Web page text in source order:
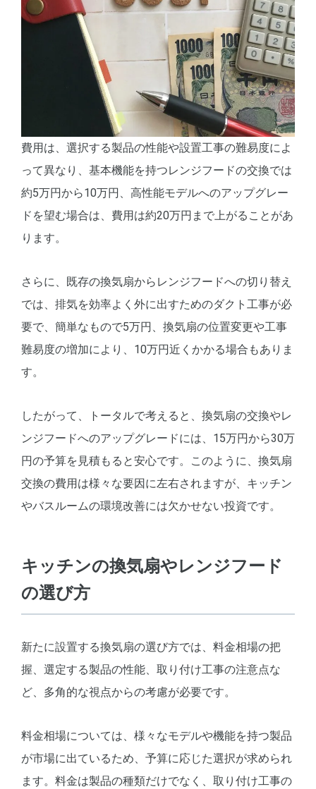
費用は、選択する製品の性能や設置工事の難易度によ
って異なり、基本機能を持つレンジフードの交換では
約5万円から10万円、高性能モデルへのアップグレー
ドを望む場合は、費用は約20万円まで上がることがあ
ります。
さらに、既存の換気扇からレンジフードへの切り替え
では、排気を効率よく外に出すためのダクト工事が必
要で、簡単なもので5万円、換気扇の位置変更や工事
難易度の増加により、10万円近くかかる場合もありま
す。
したがって、トータルで考えると、換気扇の交換やレ
ンジフードへのアップグレードには、15万円から30万
円の予算を見積もると安心です。このように、換気扇
交換の費用は様々な要因に左右されますが、キッチン
やバスルームの環境改善には欠かせない投資です。
キッチンの換気扇やレンジフード
の選び方
新たに設置する換気扇の選び方では、料金相場の把
握、選定する製品の性能、取り付け工事の注意点な
ど、多角的な視点からの考慮が必要です。
料金相場については、様々なモデルや機能を持つ製品
が市場に出ているため、予算に応じた選択が求められ
ます。料金は製品の種類だけでなく、取り付け工事の